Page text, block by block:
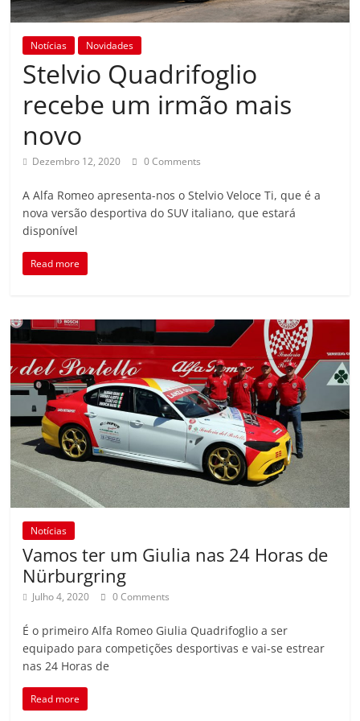
Notícias Novidades
Stelvio Quadrifoglio
recebe um irmão mais
novo
Dezembro 12, 2020 0 Comments
A Alfa Romeo apresenta-nos o Stelvio Veloce Ti, que é a
nova versão desportiva do SUV italiano, que estará
disponível
Read more
Notícias
Vamos ter um Giulia nas 24 Horas de
Nürburgring
Julho 4, 2020 0 Comments
É o primeiro Alfa Romeo Giulia Quadrifoglio a ser
equipado para competições desportivas e vai-se estrear
nas 24 Horas de
Read more